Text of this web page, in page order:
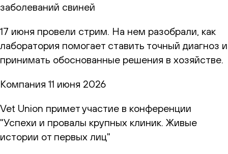
заболеваний свиней
17 июня провели стрим. На нем разобрали, как
лаборатория помогает ставить точный диагноз и
принимать обоснованные решения в хозяйстве.
Компания 11 июня 2026
Vet Union примет участие в конференции
"Успехи и провалы крупных клиник. Живые
истории от первых лиц"